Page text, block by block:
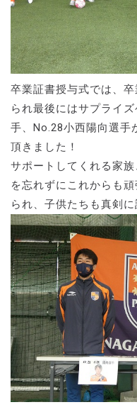
卒業証書授与式では、
られ最後にはサプライ
手、No.28小西陽向選手
頂きました！
サポートしてくれる家
を忘れずにこれからも
られ、子供たちも真剣に